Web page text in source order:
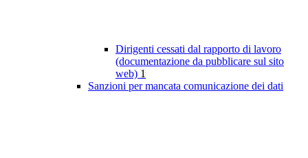
Dirigenti cessati dal rapporto di lavoro
(documentazione da pubblicare sul sito
web) 1
Sanzioni per mancata comunicazione dei dati